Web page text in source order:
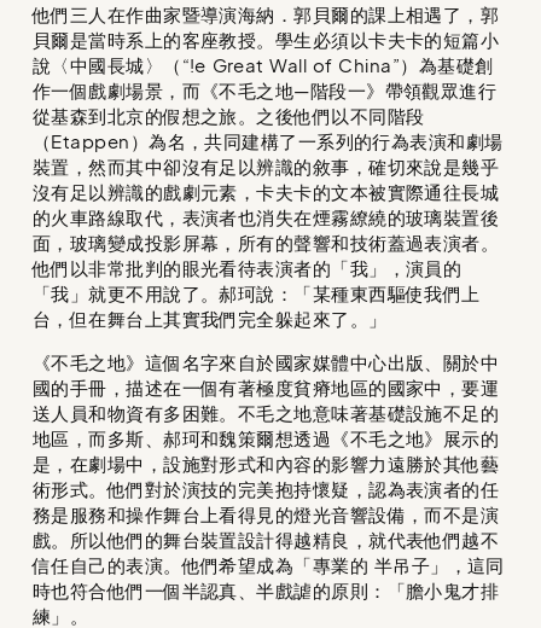
他們三人在作曲家暨導演海納．郭貝爾的課上相遇了，郭
貝爾是當時系上的客座教授。學生必須以卡夫卡的短篇小
說〈中國長城〉（“!e Great Wall of China”）為基礎創
作一個戲劇場景，而《不毛之地—階段一》帶領觀眾進行
從基森到北京的假想之旅。之後他們以不同階段
（Etappen）為名，共同建構了一系列的行為表演和劇場
裝置，然而其中卻沒有足以辨識的敘事，確切來說是幾乎
沒有足以辨識的戲劇元素，卡夫卡的文本被實際通往長城
的火車路線取代，表演者也消失在煙霧繚繞的玻璃裝置後
面，玻璃變成投影屏幕，所有的聲響和技術蓋過表演者。
他們以非常批判的眼光看待表演者的「我」，演員的
「我」就更不用說了。郝珂說：「某種東西驅使我們上
台，但在舞台上其實我們完全躲起來了。」
《不毛之地》這個名字來自於國家媒體中心出版、關於中
國的手冊，描述在一個有著極度貧瘠地區的國家中，要運
送人員和物資有多困難。不毛之地意味著基礎設施不足的
地區，而多斯、郝珂和魏策爾想透過《不毛之地》展示的
是，在劇場中，設施對形式和內容的影響力遠勝於其他藝
術形式。他們對於演技的完美抱持懷疑，認為表演者的任
務是服務和操作舞台上看得見的燈光音響設備，而不是演
戲。所以他們的舞台裝置設計得越精良，就代表他們越不
信任自己的表演。他們希望成為「專業的 半吊子」，這同
時也符合他們一個半認真、半戲謔的原則：「膽小鬼才排
練」。